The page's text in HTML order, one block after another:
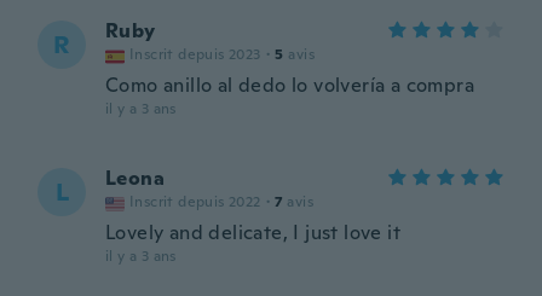
R Ruby
Inscrit depuis 2023 · 5 avis
Como anillo al dedo lo volvería a compra
il y a 3 ans
L Leona
Inscrit depuis 2022 · 7 avis
Lovely and delicate, I just love it
il y a 3 ans